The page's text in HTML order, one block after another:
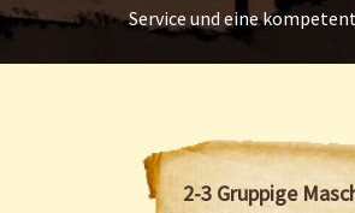
Service und eine
2-3 Gruppige